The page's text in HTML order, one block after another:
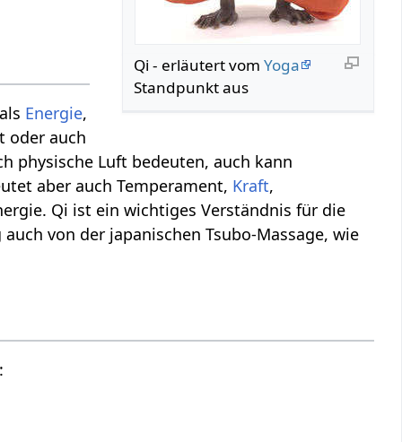
Qi - erläutert vomYoga
Standpunkt aus
Energie,
oder auch
physische Luft bedeuten, auch kann
aber auch Temperament, Kraft,
Qi ist ein wichtiges Verständnis für die
von der japanischen Tsubo-Massage, wie